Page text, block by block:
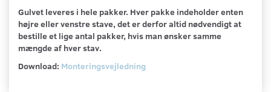
Gulvet leveres i hele pakker. Hver pakke indeholder enten
højre eller venstre stave, det er derfor altid nødvendigt at
bestille et lige antal pakker, hvis man ønsker samme
mængde af hver stav.
Download: Monteringsvejledning